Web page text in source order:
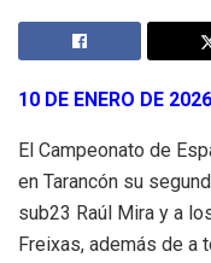
10 DE ENERO DE 2026
El Campeonato de
en Tarancón su
sub23 Raúl Mira y a
Freixas, además de a